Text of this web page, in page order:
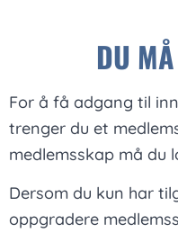
DU
For å få adgang til
trenger du et
medlemsskap må du
Dersom du kun har
oppgradere